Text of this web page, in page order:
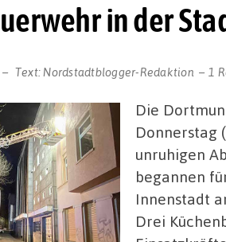
in der
Text: Nordstadtblogger-Redaktion 1
Die
Donnerstag
unruhigen
begannen
Innenstadt
Drei